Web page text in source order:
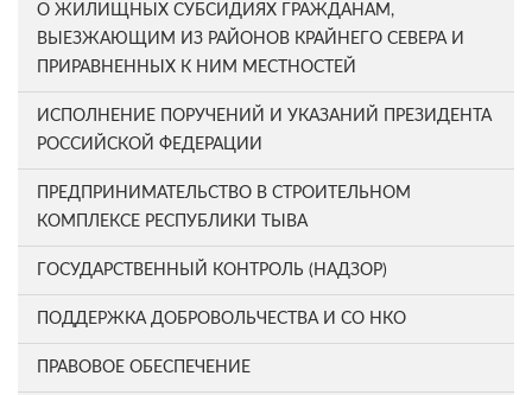
О ЖИЛИЩНЫХ СУБСИДИЯХ ГРАЖДАНАМ,
ВЫЕЗЖАЮЩИМ ИЗ РАЙОНОВ КРАЙНЕГО СЕВЕРА И
ПРИРАВНЕННЫХ К НИМ МЕСТНОСТЕЙ
ИСПОЛНЕНИЕ ПОРУЧЕНИЙ И УКАЗАНИЙ ПРЕЗИДЕНТА
РОССИЙСКОЙ ФЕДЕРАЦИИ
ПРЕДПРИНИМАТЕЛЬСТВО В СТРОИТЕЛЬНОМ
КОМПЛЕКСЕ РЕСПУБЛИКИ ТЫВА
ГОСУДАРСТВЕННЫЙ КОНТРОЛЬ (НАДЗОР)
ПОДДЕРЖКА ДОБРОВОЛЬЧЕСТВА И СО НКО
ПРАВОВОЕ ОБЕСПЕЧЕНИЕ